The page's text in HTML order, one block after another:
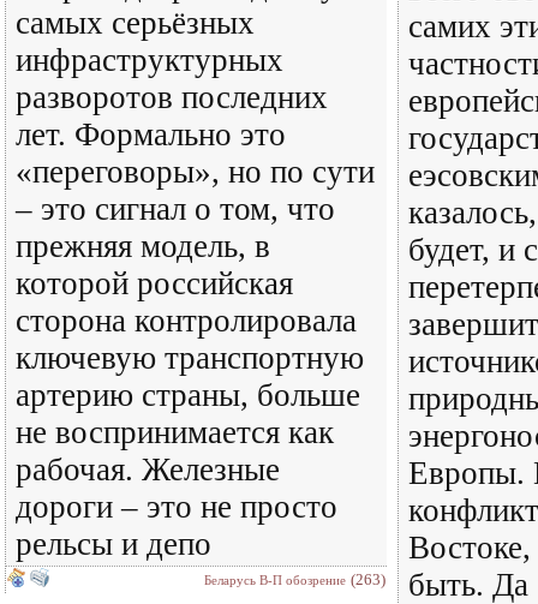
самых серьёзных
инфраструктурных
разворотов последних
лет. Формально это
«переговоры», но по сути
– это сигнал о том, что
прежняя модель, в
которой российская
сторона контролировала
ключевую транспортную
артерию страны, больше
не воспринимается как
рабочая. Железные
дороги – это не просто
рельсы и депо
Беларусь В-П обозрение (263)
самих
будет, и
Европы.
быть. Да